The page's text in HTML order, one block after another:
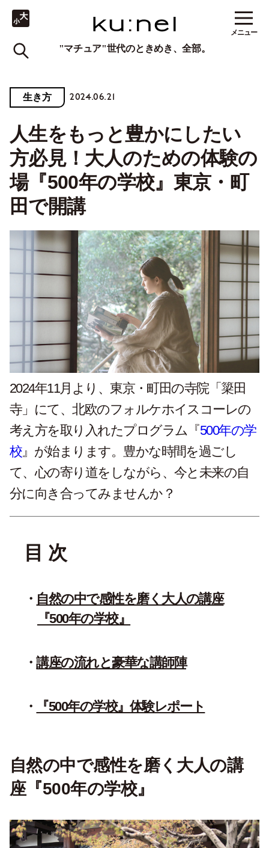
"マチュア"世代のときめき、全部。
メニュー
生き方 2024.06.21
人生をもっと豊かにしたい
方必見！大人のための体験の
場『500年の学校』東京・町
田で開講
2024年11月より、東京・町田の寺院「簗田
寺」にて、北欧のフォルケホイスコーレの
考え方を取り入れたプログラム『500年の学
校』が始まります。豊かな時間を過ごし
て、心の寄り道をしながら、今と未来の自
分に向き合ってみませんか？
目 次
自然の中で感性を磨く大人の講座
『500年の学校』
講座の流れと豪華な講師陣
『500年の学校』体験レポート
自然の中で感性を磨く大人の講
座『500年の学校』